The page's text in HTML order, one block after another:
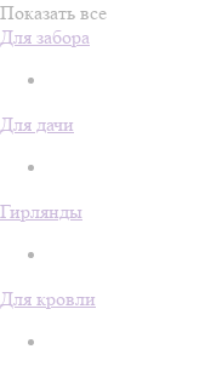
Показать все
Для забора
Для дачи
Гирлянды
Для кровли